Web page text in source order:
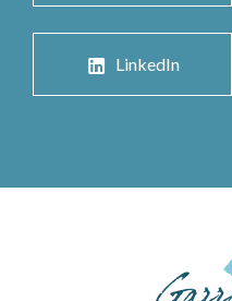
LinkedIn